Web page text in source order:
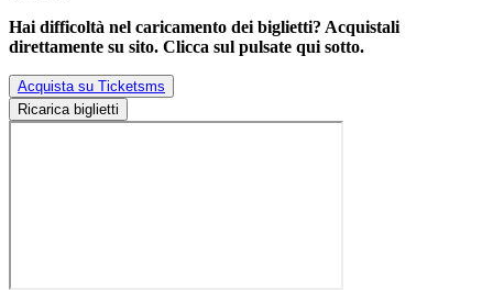
Hai difficoltà nel caricamento dei biglietti? Acquistali
direttamente su sito. Clicca sul pulsate qui sotto.
Acquista su Ticketsms
Ricarica biglietti